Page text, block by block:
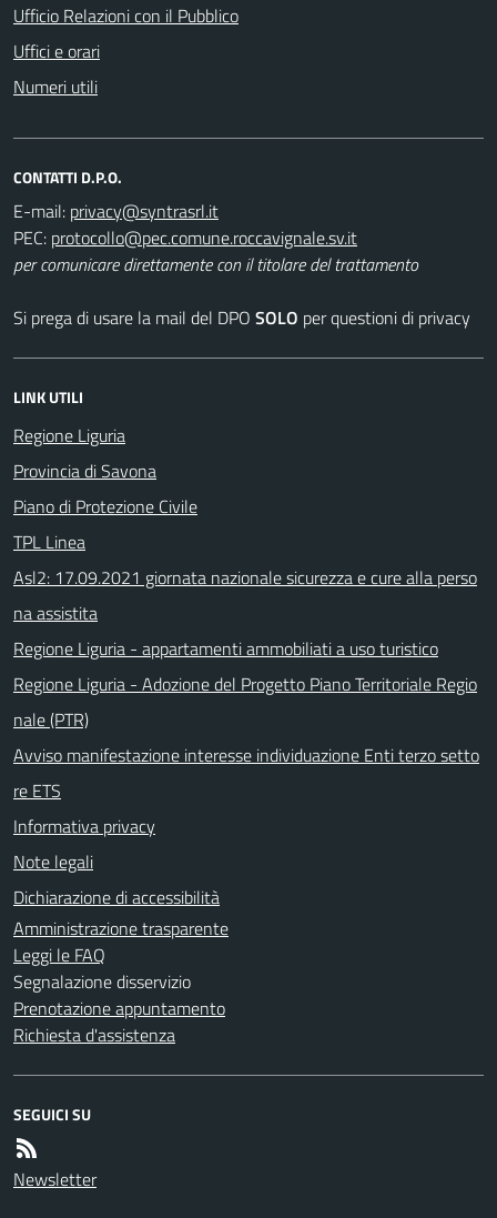
Ufficio Relazioni con il Pubblico
Uffici e orari
Numeri utili
CONTATTI D.P.O.
E-mail:
PEC:
per comunicare direttamente con il titolare del trattamento
Si prega di usare la mail del DPO SOLO per questioni di privacy
LINK UTILI
Regione Liguria
Provincia di Savona
Piano di Protezione Civile
TPL Linea
Asl2: 17.09.2021 giornata nazionale sicurezza e cure alla perso
na assistita
Regione Liguria - appartamenti ammobiliati a uso turistico
Regione Liguria - Adozione del Progetto Piano Territoriale Regio
nale (PTR)
Avviso manifestazione interesse individuazione Enti terzo setto
re ETS
Informativa privacy
Note legali
Dichiarazione di accessibilità
Amministrazione trasparente
Leggi le FAQ
Segnalazione disservizio
Prenotazione appuntamento
Richiesta d'assistenza
SEGUICI SU
Newsletter